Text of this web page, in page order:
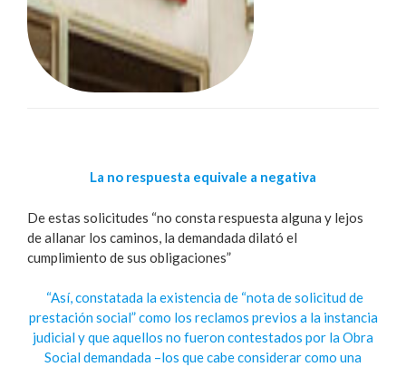
La no respuesta equivale a negativa
De estas solicitudes “no consta respuesta alguna y lejos
de allanar los caminos, la demandada dilató el
cumplimiento de sus obligaciones”
“Así, constatada la existencia de “nota de solicitud de
prestación social” como los reclamos previos a la instancia
judicial y que aquellos no fueron contestados por la Obra
Social demandada –los que cabe considerar como una